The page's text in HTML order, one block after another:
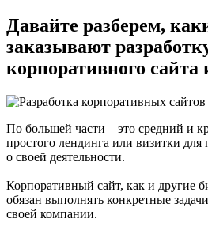
Давайте разберем,
заказывают
корпоративного сайта
По большей части – это средний и
простого лендинга или визитки для
о своей деятельности.
Корпоративный сайт, как и другие
обязан выполнять конкретные
своей компании.